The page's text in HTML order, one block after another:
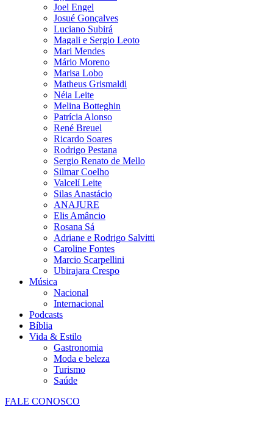
Joel Engel
Josué Gonçalves
Luciano Subirá
Magali e Sergio Leoto
Mari Mendes
Mário Moreno
Marisa Lobo
Matheus Grismaldi
Néia Leite
Melina Botteghin
Patrícia Alonso
René Breuel
Ricardo Soares
Rodrigo Pestana
Sergio Renato de Mello
Silmar Coelho
Valcelí Leite
Silas Anastácio
ANAJURE
Elis Amâncio
Rosana Sá
Adriane e Rodrigo Salvitti
Caroline Fontes
Marcio Scarpellini
Ubirajara Crespo
Música
Nacional
Internacional
Podcasts
Bíblia
Vida & Estilo
Gastronomia
Moda e beleza
Turismo
Saúde
FALE CONOSCO